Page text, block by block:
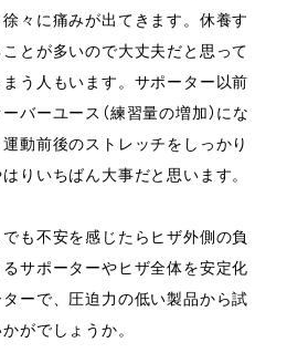
々に痛みが出てきます。休養す
とが多いので大丈夫だと思って
う人もいます。サポーター以前
バーユース（練習量の増加）にな
動前後のストレッチをしっかり
りいちばん大事だと思います。
も不安を感じたらヒザ外側の負
サポーターやヒザ全体を安定化
ーで、圧迫力の低い製品から試
がでしょうか。